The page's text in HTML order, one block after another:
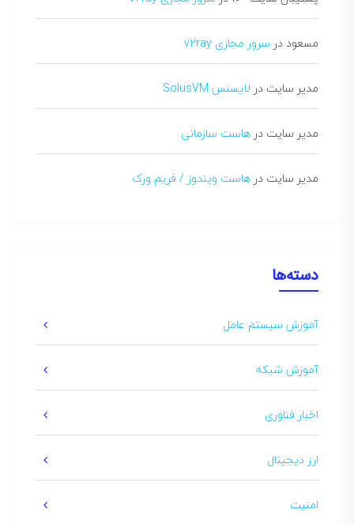
مسعود در سرور مجازی v2ray
مدیر سایت در لایسنس SolusVM
مدیر سایت در هاست سازمانی
مدیر سایت در هاست ویندوز / فریم ورک
دسته‌ها
آموزش سیستم عامل
آموزش شبکه
اخبار فناوری
ارز دیجیتال
امنیت